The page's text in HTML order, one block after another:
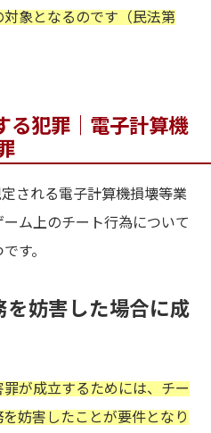
象となるのです（民法第
る犯罪｜電子計算機
される電子計算機損壊等業
ム上のチート行為について
す。
を妨害した場合に成
が成立するためには、チー
妨害したことが要件となり